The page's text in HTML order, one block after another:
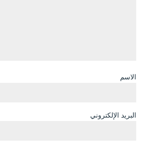
الاسم
البريد الإلكتروني